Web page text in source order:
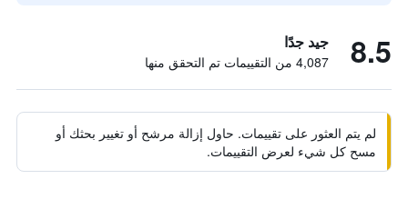
8.5 جيد جدًا
4,087 من التقييمات تم التحقق منها
لم يتم العثور على تقييمات. حاول إزالة مرشح أو تغيير بحثك أو
مسح كل شيء لعرض التقييمات.